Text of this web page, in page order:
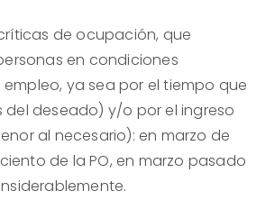
de ocupación, que
en condiciones
ya sea por el tiempo que
deseado) y/o por el ingreso
al necesario): en marzo de
ciento de la PO, en marzo pasado